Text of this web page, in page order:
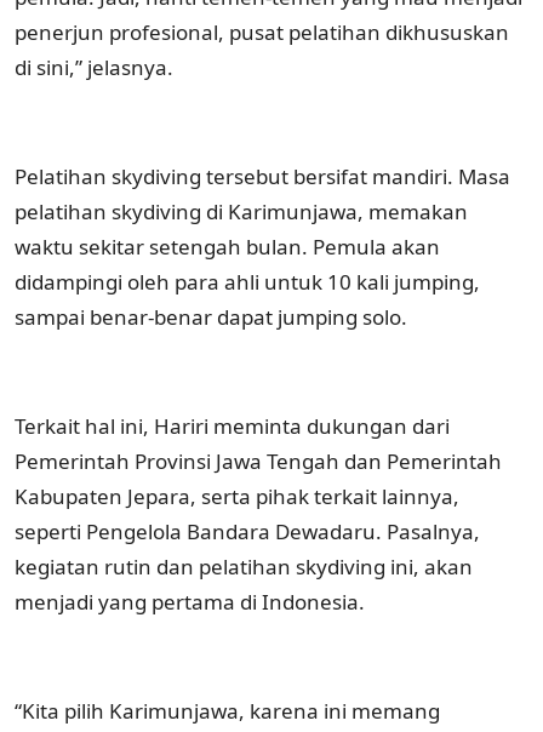
penerjun profesional, pusat pelatihan dikhususkan
di sini,” jelasnya.
Pelatihan skydiving tersebut bersifat mandiri. Masa
pelatihan skydiving di Karimunjawa, memakan
waktu sekitar setengah bulan. Pemula akan
didampingi oleh para ahli untuk 10 kali jumping,
sampai benar-benar dapat jumping solo.
Terkait hal ini, Hariri meminta dukungan dari
Pemerintah Provinsi Jawa Tengah dan Pemerintah
Kabupaten Jepara, serta pihak terkait lainnya,
seperti Pengelola Bandara Dewadaru. Pasalnya,
kegiatan rutin dan pelatihan skydiving ini, akan
menjadi yang pertama di Indonesia.
“Kita pilih Karimunjawa, karena ini memang